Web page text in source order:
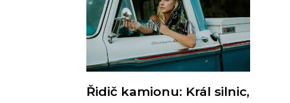
Řidič kamionu: Král silnic,